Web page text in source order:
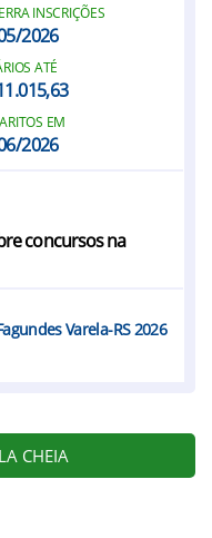
INSCRIÇÕES
2026
ATÉ
EM
2026
concursos na
Varela-RS 2026
CHEIA